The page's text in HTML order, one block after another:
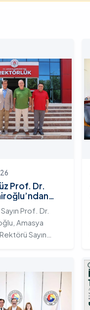
Prof. Dr.
Prof. Dr.
Amasya
Sayın
gerçekleştirilen
Turabi’ye
Prof. Dr.
etti.